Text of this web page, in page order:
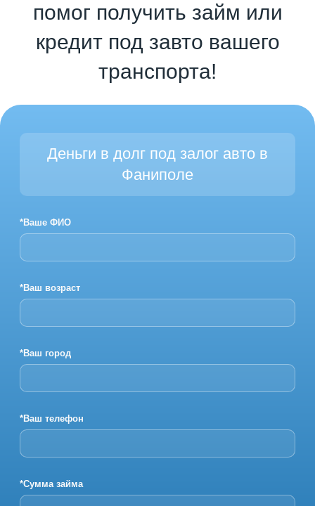
помог получить займ или
кредит под завто вашего
транспорта!
Деньги в долг под залог авто в
Фаниполе
*Ваше ФИО
*Ваш возраст
*Ваш город
*Ваш телефон
*Сумма займа